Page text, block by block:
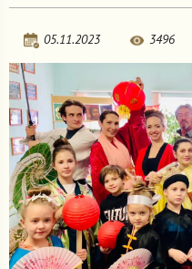
05.11.2023 3496